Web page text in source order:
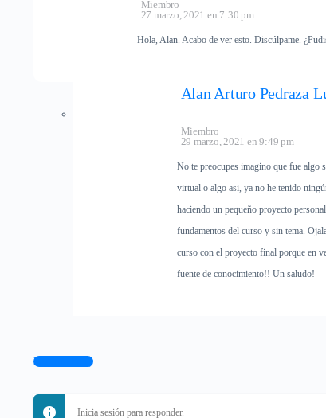
Miembro
27 marzo, 2021 en 7:30 pm
Hola, Alan. Acabo de ver esto. Discúlpame.
Alan Arturo Pedraza
Miembro
29 marzo, 2021 en 9:49 pm
No te preocupes imagino que fue algo
virtual o algo asi, ya no he tenido
haciendo un pequeño proyecto
fundamentos del curso y sin tema.
curso con el proyecto final porque en
fuente de conocimiento!! Un saludo!
Log In to Reply
Inicia sesión para responder.